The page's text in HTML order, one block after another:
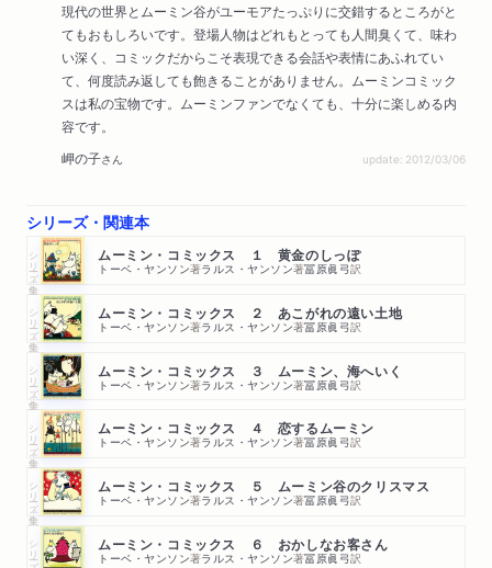
現代の世界とムーミン谷がユーモアたっぷりに交錯するところがと
てもおもしろいです。登場人物はどれもとっても人間臭くて、味わ
い深く、コミックだからこそ表現できる会話や表情にあふれてい
て、何度読み返しても飽きることがありません。ムーミンコミック
スは私の宝物です。ムーミンファンでなくても、十分に楽しめる内
容です。
岬の子さん update: 2012/03/06
シリーズ・関連本
シリーズ・全集 ムーミン・コミックス １ 黄金のしっぽ
トーベ・ヤンソン著ラルス・ヤンソン著冨原眞弓訳
シリーズ・全集 ムーミン・コミックス ２ あこがれの遠い土地
トーベ・ヤンソン著ラルス・ヤンソン著冨原眞弓訳
シリーズ・全集 ムーミン・コミックス ３ ムーミン、海へいく
トーベ・ヤンソン著ラルス・ヤンソン著冨原眞弓訳
シリーズ・全集 ムーミン・コミックス ４ 恋するムーミン
トーベ・ヤンソン著ラルス・ヤンソン著冨原眞弓訳
シリーズ・全集 ムーミン・コミックス ５ ムーミン谷のクリスマス
トーベ・ヤンソン著ラルス・ヤンソン著冨原眞弓訳
シリーズ・全集 ムーミン・コミックス ６ おかしなお客さん
トーベ・ヤンソン著ラルス・ヤンソン著冨原眞弓訳